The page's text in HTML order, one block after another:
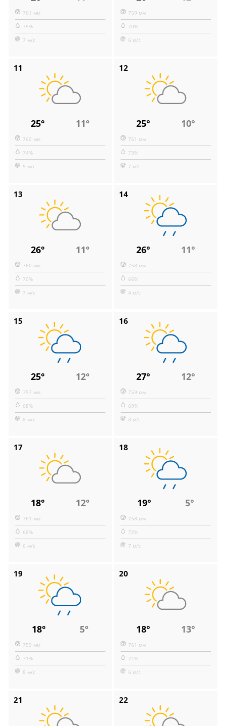
761 мм
75%
7 м/с
759 мм
70%
6 м/с
11
25° 11°
760 мм
74%
5 м/с
12
25° 10°
761 мм
73%
7 м/с
13
26° 11°
760 мм
70%
7 м/с
14
26° 11°
758 мм
66%
4 м/с
15
25° 12°
757 мм
68%
8 м/с
16
27° 12°
759 мм
69%
8 м/с
17
18° 12°
761 мм
68%
6 м/с
18
19° 5°
758 мм
72%
7 м/с
19
18° 5°
759 мм
71%
8 м/с
20
18° 13°
761 мм
71%
6 м/с
21 22